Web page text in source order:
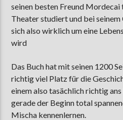
seinen besten Freund
Theater studiert und bei
sich also wirklich um eine
wird
Das Buch hat mit seinen 1200
richtig viel Platz für die
einem also tasächlich richtig
gerade der Beginn total
Mischa kennenlernen.